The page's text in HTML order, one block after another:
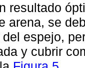
resultado
arena, se
espejo,
y cubrir